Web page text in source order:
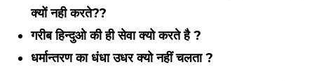
क्यों नही करते??
गरीब हिन्दुओ की ही सेवा क्यो करते है ?
धर्मान्तरण का धंधा उधर क्यो नहीं चलता ?